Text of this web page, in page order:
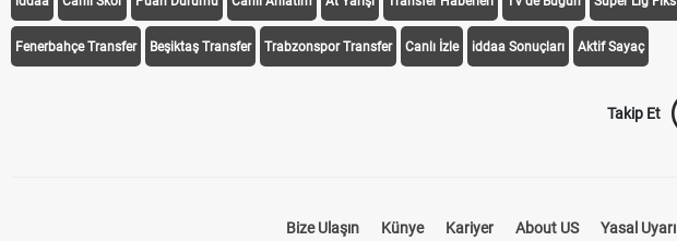
Fenerbahçe Transfer Beşiktaş Transfer Trabzonspor Transfer Canlı İzle iddaa Sonuçları Aktif Sayaç
Takip Et
Bize Ulaşın Künye Kariyer About US Yasal Uyarı